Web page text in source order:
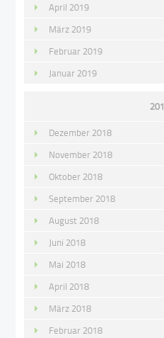
April 2019
März 2019
Februar 2019
Januar 2019
Dezember 2018
November 2018
Oktober 2018
September 2018
August 2018
Juni 2018
Mai 2018
April 2018
März 2018
Februar 2018